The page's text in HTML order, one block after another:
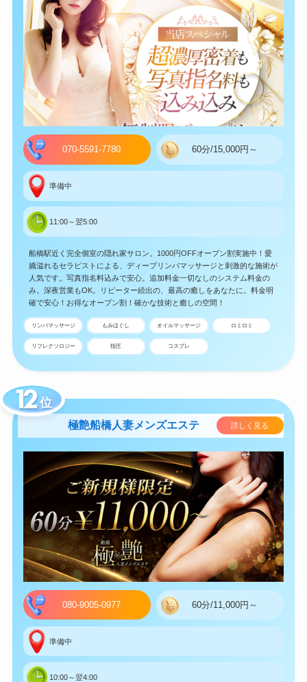
070-5591-7780 60分/15,000円～
準備中
11:00～翌5:00
船橋駅近く完全個室の隠れ家サロン。1000円OFFオープン割実施中！愛
嬌溢れるセラピストによる、ディープリンパマッサージと刺激的な施術が
人気です。写真指名料込みで安心。追加料金一切なしのシステム料金の
み。深夜営業もOK。リピーター続出の、最高の癒しをあなたに。料金明
確で安心！お得なオープン割！確かな技術と癒しの空間！
リンパマッサージ もみほぐし オイルマッサージ ロミロミ
リフレクソロジー 指圧 コスプレ
位
極艶船橋人妻メンズエステ 詳しく見る
080-9005-0977 60分/11,000円～
準備中
10:00～翌4:00